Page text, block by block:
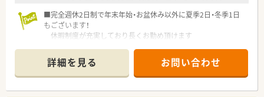
■完全週休2日制で年末年始・お盆休み以外に夏季2日・冬季1日
もございます！
休暇制度が充実しており長くお勤め頂けます
遠方からの方やUターン・Iターン希望の方もお気軽にお問い合
わせください
詳細を見る お問い合わせ